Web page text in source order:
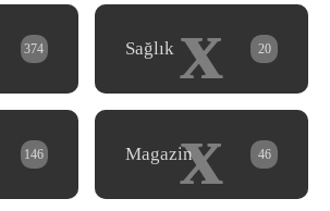
374 x
Sağlık 20
146 x
Magazin 46